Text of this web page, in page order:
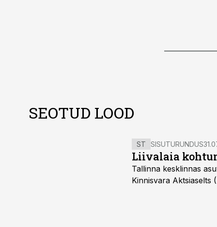
SEOTUD LOOD
ST SISUTURUNDUS
Liivalaia
Tallinna kesklinnas
Kinnisvara Aktsiaselts